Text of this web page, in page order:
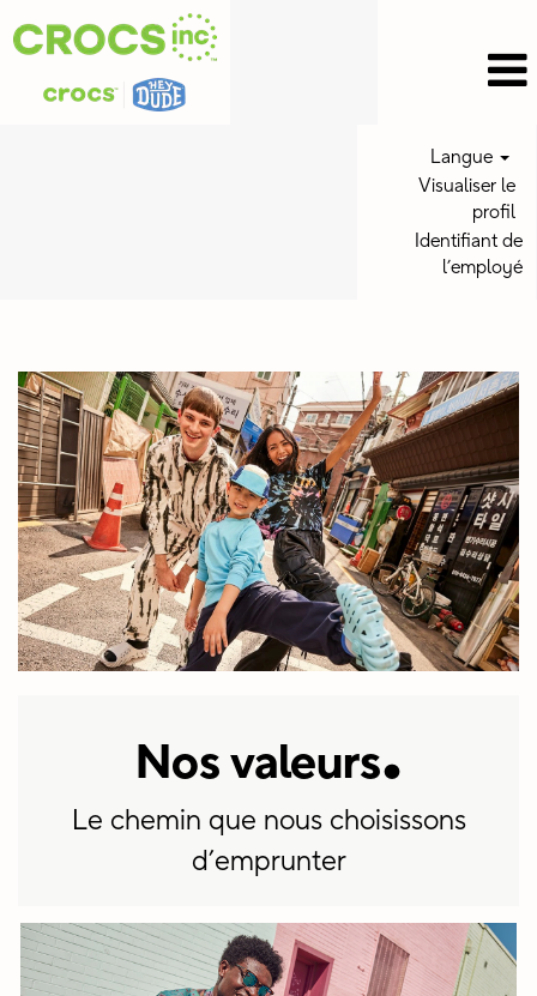
Langue
Visualiser le
profil
Identifiant de
l’employé
Nos valeurs.
Le chemin que nous choisissons
d’emprunter